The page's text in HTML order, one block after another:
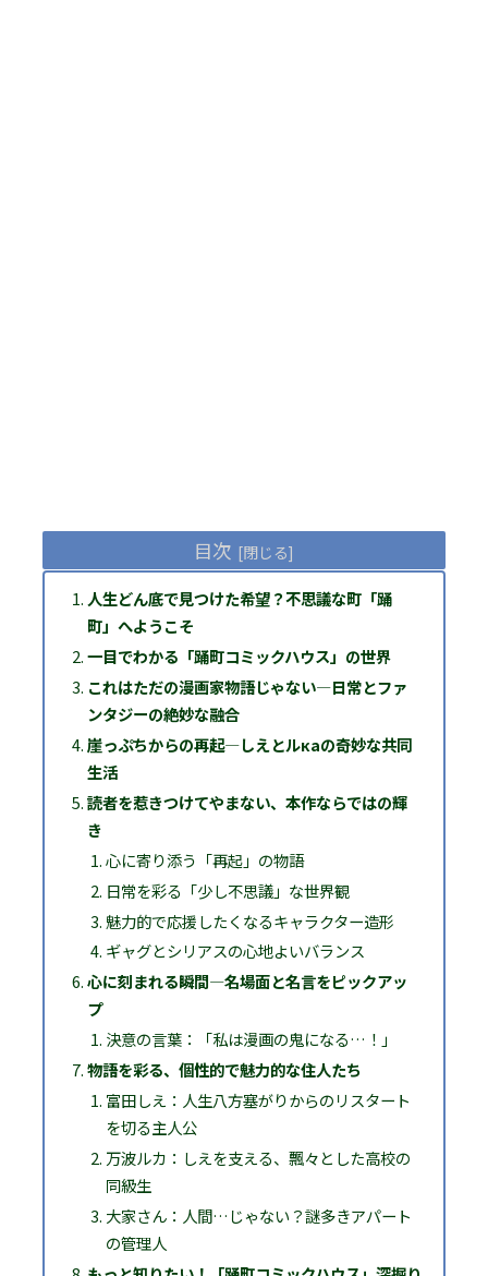
目次
人生どん底で見つけた希望？不思議な町「踊
町」へようこそ
一目でわかる「踊町コミックハウス」の世界
これはただの漫画家物語じゃない―日常とファ
ンタジーの絶妙な融合
崖っぷちからの再起―しえとルкаの奇妙な共同
生活
読者を惹きつけてやまない、本作ならではの輝
き
心に寄り添う「再起」の物語
日常を彩る「少し不思議」な世界観
魅力的で応援したくなるキャラクター造形
ギャグとシリアスの心地よいバランス
心に刻まれる瞬間―名場面と名言をピックアッ
プ
決意の言葉：「私は漫画の鬼になる…！」
物語を彩る、個性的で魅力的な住人たち
富田しえ：人生八方塞がりからのリスタート
を切る主人公
万波ルカ：しえを支える、飄々とした高校の
同級生
大家さん：人間…じゃない？謎多きアパート
の管理人